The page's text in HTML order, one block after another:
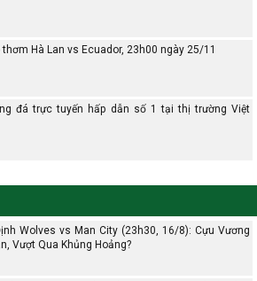
thơm Hà Lan vs Ecuador, 23h00 ngày 25/11
đá trực tuyến hấp dẫn số 1 tại thị trường Việt
Wolves vs Man City (23h30, 16/8): Cựu Vương
Vượt Qua Khủng Hoảng?